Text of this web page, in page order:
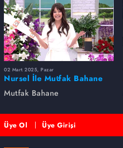
02 Mart 2025, Pazar
Nursel İle Mutfak Bahane
Mutfak Bahane
Üye Ol Üye Girişi